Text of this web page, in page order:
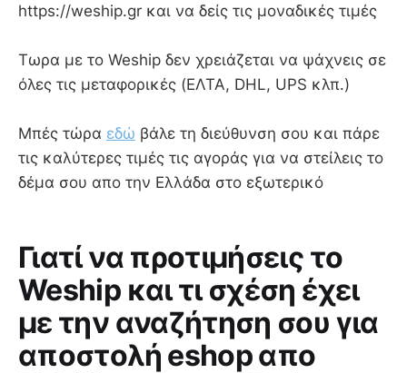
https://weship.gr και να δείς τις μοναδικές τιμές
Τωρα με το Weship δεν χρειάζεται να ψάχνεις σε
όλες τις μεταφορικές (ΕΛΤΑ, DHL, UPS κλπ.)
Μπές τώρα εδώ βάλε τη διεύθυνση σου και πάρε
τις καλύτερες τιμές τις αγοράς για να στείλεις το
δέμα σου απο την Ελλάδα στο εξωτερικό
Γιατί να προτιμήσεις το
Weship και τι σχέση έχει
με την αναζήτηση σου για
αποστολή eshop απο